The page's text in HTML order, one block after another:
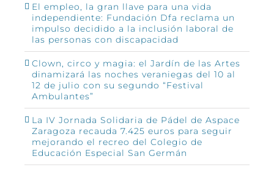
El empleo, la gran llave para una vida
independiente: Fundación Dfa reclama un
impulso decidido a la inclusión laboral de
las personas con discapacidad
Clown, circo y magia: el Jardín de las Artes
dinamizará las noches veraniegas del 10 al
12 de julio con su segundo “Festival
Ambulantes”
La IV Jornada Solidaria de Pádel de Aspace
Zaragoza recauda 7.425 euros para seguir
mejorando el recreo del Colegio de
Educación Especial San Germán